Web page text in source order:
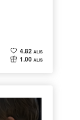
4.82 ALIS
1.00 ALIS